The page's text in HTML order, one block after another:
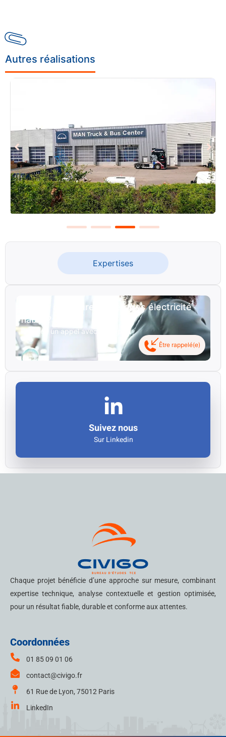
Autres réalisations
Expertises
Besoin d'un bureau d'études électricité
fiable ?
Planifiez un appel avec un expert
Être rappelé(e)
Suivez nous
Sur Linkedin
Let's go !
Cliquez ici
Chaque projet bénéficie d’une approche sur mesure, combinant
expertise technique, analyse contextuelle et gestion optimisée,
pour un résultat fiable, durable et conforme aux attentes.
Coordonnées
01 85 09 01 06
contact@civigo.fr
61 Rue de Lyon, 75012 Paris
LinkedIn